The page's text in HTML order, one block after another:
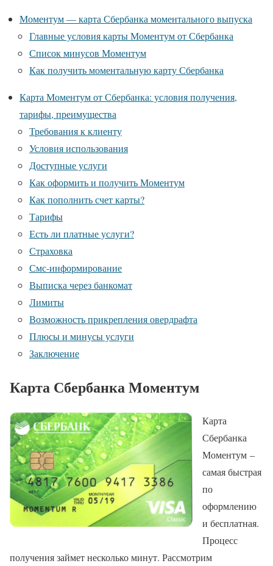
Моментум — карта Сбербанка моментального выпуска
Главные условия карты Моментум от Сбербанка
Список минусов Моментум
Как получить моментальную карту Сбербанка
Карта Моментум от Сбербанка: условия получения,
тарифы, преимущества
Требования к клиенту
Условия использования
Доступные услуги
Как оформить и получить Моментум
Как пополнить счет карты?
Тарифы
Есть ли платные услуги?
Страховка
Смс-информирование
Выписка через банкомат
Лимиты
Возможность прикрепления овердрафта
Плюсы и минусы услуги
Заключение
Карта Сбербанка Моментум
Карта
Сбербанка
Моментум –
самая быстрая
по
оформлению
и бесплатная.
Процесс
получения займет несколько минут. Рассмотрим